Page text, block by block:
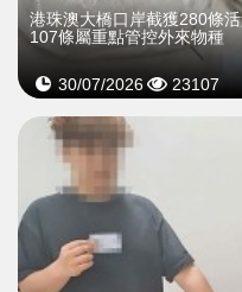
港珠澳大橋口岸截獲280條
107條屬重點管控外來物種
30/07/2026 23107